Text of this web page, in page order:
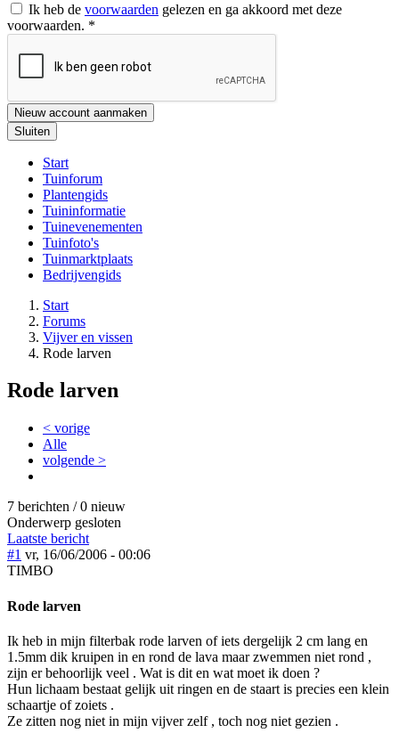
Ik heb de voorwaarden gelezen en ga akkoord met deze
voorwaarden. *
Nieuw account aanmaken
Sluiten
Start
Tuinforum
Plantengids
Tuininformatie
Tuinevenementen
Tuinfoto's
Tuinmarktplaats
Bedrijvengids
Start
Forums
Vijver en vissen
Rode larven
Rode larven
< vorige
Alle
volgende >
7 berichten / 0 nieuw
Onderwerp gesloten
Laatste bericht
#1 vr, 16/06/2006 - 00:06
TIMBO
Rode larven
Ik heb in mijn filterbak rode larven of iets dergelijk 2 cm lang en
1.5mm dik kruipen in en rond de lava maar zwemmen niet rond ,
zijn er behoorlijk veel . Wat is dit en wat moet ik doen ?
Hun lichaam bestaat gelijk uit ringen en de staart is precies een klein
schaartje of zoiets .
Ze zitten nog niet in mijn vijver zelf , toch nog niet gezien .